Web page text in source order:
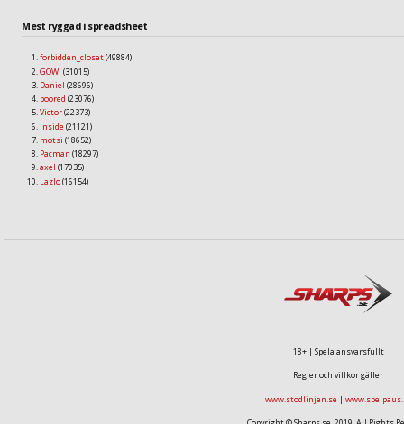
Mest ryggad i spreadsheet
forbidden_closet(49884)
GOWI (31015)
Daniel (28696)
boored (23076)
Victor(22373)
Inside (21121)
motsi (18652)
Pacman (18297)
axel (17035)
Lazlo(16154)
18+ | Spela ansvarsfullt
Regler och villkor gäller
www.stodlinjen.se |